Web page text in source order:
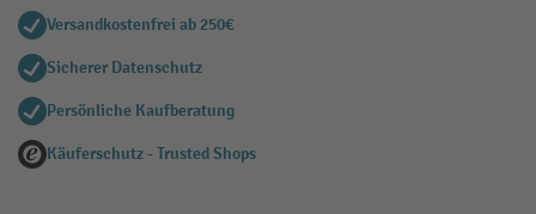
Versandkostenfrei ab 250€
Sicherer Datenschutz
Persönliche Kaufberatung
Käuferschutz - Trusted Shops